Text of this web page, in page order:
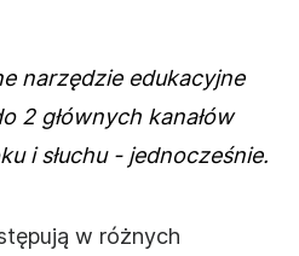
narzędzie edukacyjne
2 głównych kanałów
i słuchu - jednocześnie.
w różnych